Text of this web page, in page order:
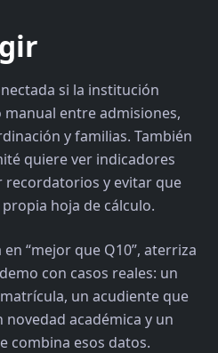
si la institución
entre admisiones,
y familias. También
quiere ver indicadores
recordatorios y evitar que
hoja de cálculo.
“mejor que Q10”, aterriza
con casos reales: un
un acudiente que
académica y un
combina esos datos.